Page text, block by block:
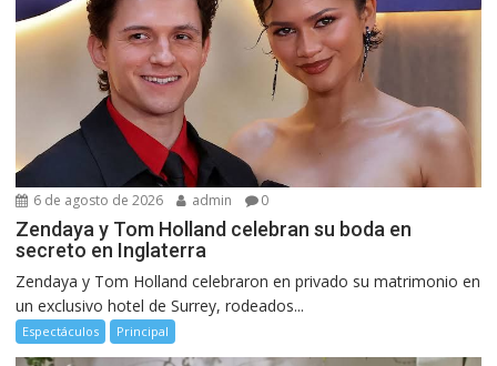
6 de agosto de 2026 admin 0
Zendaya y Tom Holland celebran su boda en
secreto en Inglaterra
Zendaya y Tom Holland celebraron en privado su matrimonio en
un exclusivo hotel de Surrey, rodeados...
Espectáculos Principal